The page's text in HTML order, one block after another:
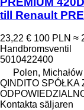
till Renault
23,22 € 100 PLN ≈
Handbromsventil
5010422400
Polen, Michałów
QINDITO SPÓŁKA
Kontakta säljaren